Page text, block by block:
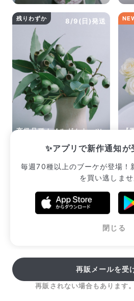
✨アプリで新作通知が
毎週70種以上のブーケが登場！
を買い逃しませ
閉じる
8/9(日)発送
残りわずか
高級品種！ベルガムナッツ
【
販売中のブーケ
再販メールを受
再販されない場合もあります